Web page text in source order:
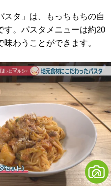
タ」は、もっちもちの自
す。パスタメニューは約20
わうことができます。